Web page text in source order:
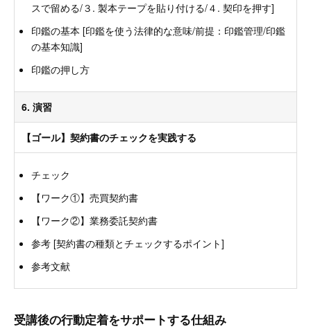
スで留める/３. 製本テープを貼り付ける/４. 契印を押す]
印鑑の基本 [印鑑を使う法律的な意味/前提：印鑑管理/印鑑
の基本知識]
印鑑の押し方
6. 演習
【ゴール】契約書のチェックを実践する
チェック
【ワーク①】売買契約書
【ワーク②】業務委託契約書
参考 [契約書の種類とチェックするポイント]
参考文献
受講後の行動定着をサポートする仕組み